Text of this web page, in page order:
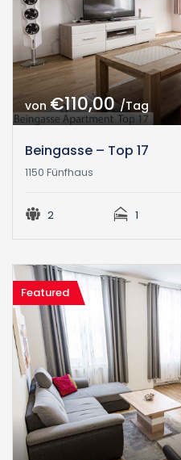
von€110,00/Tag
Beingasse – Top 17
1150 Fünfhaus
2 1
Featured